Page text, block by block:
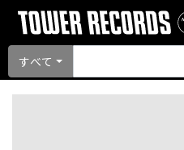
すべて